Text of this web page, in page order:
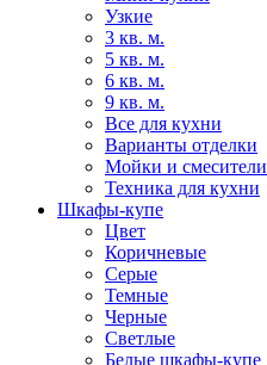
Узкие
3 кв. м.
5 кв. м.
6 кв. м.
9 кв. м.
Все для кухни
Варианты отделки
Мойки и смесители
Техника для кухни
Шкафы-купе
Цвет
Коричневые
Серые
Темные
Черные
Светлые
Белые шкафы-купе